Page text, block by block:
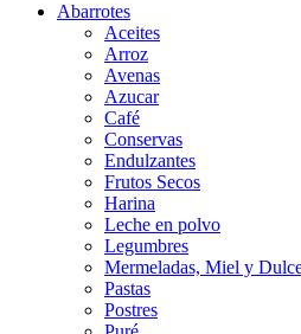
Abarrotes
Aceites
Arroz
Avenas
Azucar
Café
Conservas
Endulzantes
Frutos Secos
Harina
Leche en polvo
Legumbres
Mermeladas, Miel y
Pastas
Postres